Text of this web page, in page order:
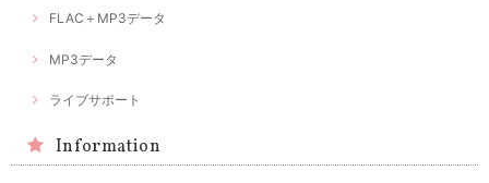
FLAC＋MP3データ
MP3データ
ライブサポート
Information